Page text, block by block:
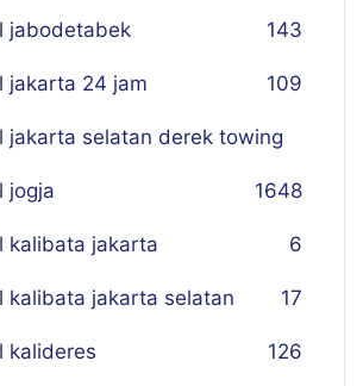
jabodetabek 143
jakarta 24 jam 109
jakarta selatan derek towing
48
jogja 16
kalibata jakarta 6
kalibata jakarta selatan 17
kalideres 126